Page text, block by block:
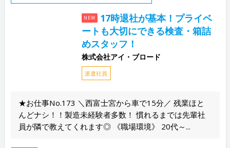
NEW
17時退社が基本！プライベ
ートも大切にできる検査・箱詰
めスタッフ！
株式会社アイ・ブロード
派遣社員
★お仕事No.173 ＼西富士宮から車で15分／ 残業ほと
んどナシ！！製造未経験者多数！ 慣れるまでは先輩社
員が隣で教えてくれます◎ 《職場環境》 20代～...